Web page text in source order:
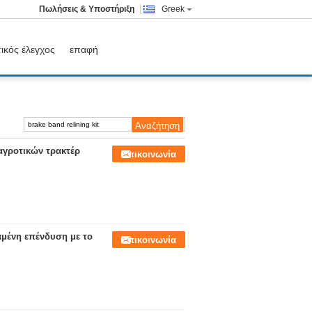
Greek
Πωλήσεις & Υποστήριξη
έλεγχος
επαφή
τρακτέρ
Επικοινωνία
επένδυση με το
Επικοινωνία